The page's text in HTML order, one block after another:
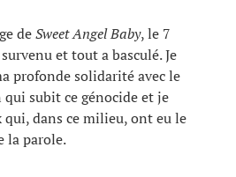
deSweet Angel Baby, le 7
et tout a basculé. Je
profonde solidarité avec le
subit ce génocide et je
qui, dans ce milieu, ont eu le
la parole.